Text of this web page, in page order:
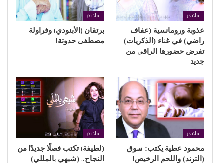
سلايدر
عذوبة ورومانسية (عفاف
راضي) في غناء (الذكريات)
تفرض حضورها الراقي من
جديد
سلايدر
برتقان (الأبنودي) وفراولة
مصطفى حدوتة!
سلايدر
محمود عطية يكتب: سوق
(الترند) واللحم الرخيص!
سلايدر
(لطيفة) تكتب فصلًا جديدًا من
النجاح.. (شبهي بالمللي)